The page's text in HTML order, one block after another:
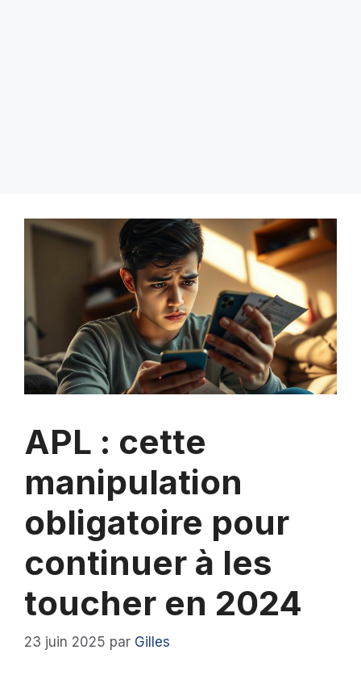
APL : cette
manipulation
obligatoire pour
continuer à les
toucher en 2024
23 juin 2025 par Gilles